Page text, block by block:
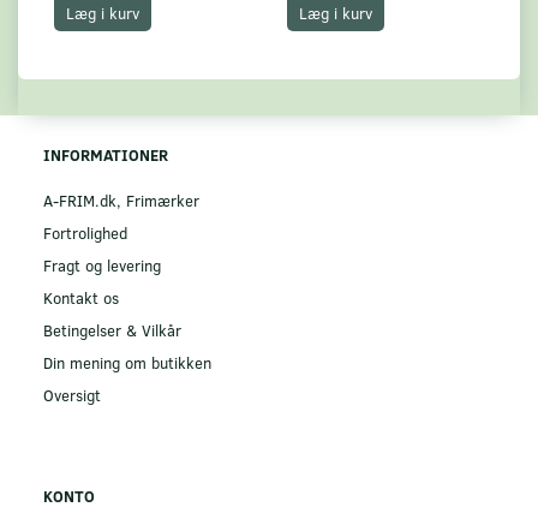
Læg i kurv Læg i kurv
INFORMATIONER
A-FRIM.dk, Frimærker
Fortrolighed
Fragt og levering
Kontakt os
Betingelser & Vilkår
Din mening om butikken
Oversigt
KONTO